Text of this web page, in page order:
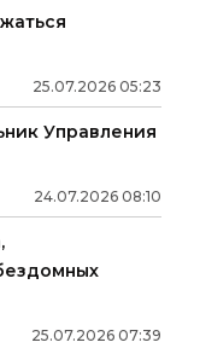
25.07.2026 05:23
Управления
24.07.2026 08:10
25.07.2026 07:39